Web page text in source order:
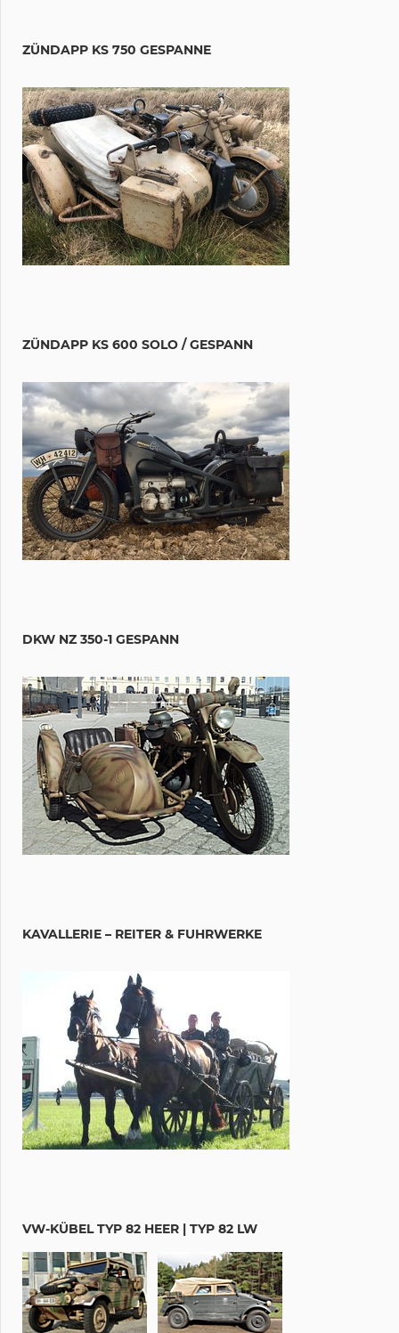
ZÜNDAPP KS 750 GESPANNE
ZÜNDAPP KS 600 SOLO / GESPANN
DKW NZ 350-1 GESPANN
KAVALLERIE – REITER & FUHRWERKE
VW-KÜBEL TYP 82 HEER | TYP 82 LW